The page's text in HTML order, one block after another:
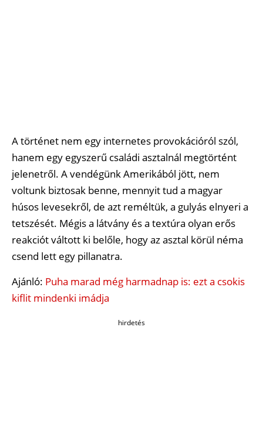
A történet nem egy internetes provokációról szól,
hanem egy egyszerű családi asztalnál megtörtént
jelenetről. A vendégünk Amerikából jött, nem
voltunk biztosak benne, mennyit tud a magyar
húsos levesekről, de azt reméltük, a gulyás elnyeri a
tetszését. Mégis a látvány és a textúra olyan erős
reakciót váltott ki belőle, hogy az asztal körül néma
csend lett egy pillanatra.
Ajánló: Puha marad még harmadnap is: ezt a csokis
kiflit mindenki imádja
hirdetés